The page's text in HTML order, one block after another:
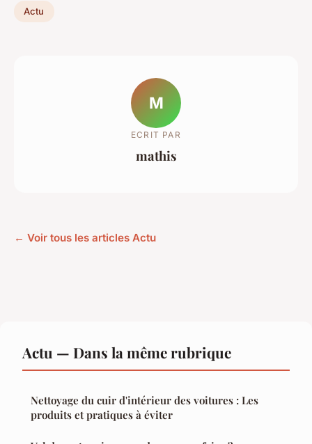
Actu
M
ECRIT PAR
mathis
← Voir tous les articles Actu
Actu — Dans la même rubrique
Nettoyage du cuir d'intérieur des voitures : Les
produits et pratiques à éviter